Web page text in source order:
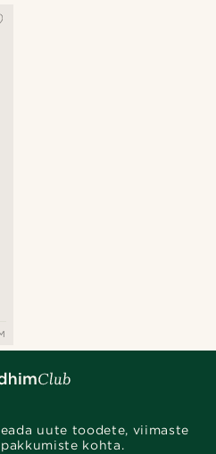
uute toodete, viimaste
kohta.